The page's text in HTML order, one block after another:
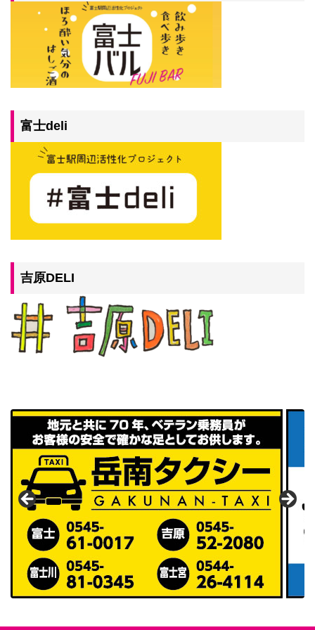
富士deli
吉原DELI